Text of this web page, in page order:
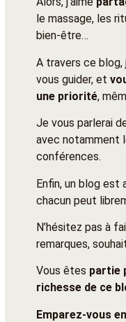
le massage, les
bien-être…
A travers ce blog,
vous guider, et
une priorité,
Je vous parlerai
avec notamment
conférences.
Enfin, un blog est
chacun peut
N’hésitez pas à
remarques,
Vous êtes partie
richesse de ce
Emparez-vous